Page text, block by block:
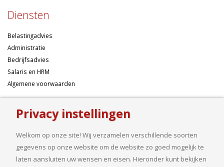
Diensten
Belastingadvies
Administratie
Bedrijfsadvies
Salaris en HRM
Algemene voorwaarden
Over ons
Ondernemen betekent risico’s nemen, maar dan liefst wel zo
samengesteld mogelijk. Of u nu een onderneming wilt starten met een
goed financieel plan, uw bedrijf wilt uitbreiden op basis van gedegen
Privacy instellingen
Welkom op onze site! Wij verzamelen verschillende soorten
gegevens op onze website om de website zo goed mogelijk te
laten aansluiten uw wensen en eisen. Hieronder kunt bekijken